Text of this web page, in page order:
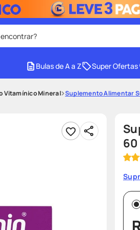
facial 4º shampoo
8º protetor
teste
Bulas de A a Z Super Ofertas
Vitamínico Mineral Suplemento Alimentar